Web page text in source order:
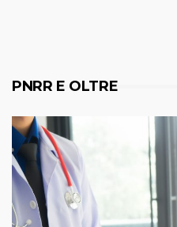
PNRR E OLTRE